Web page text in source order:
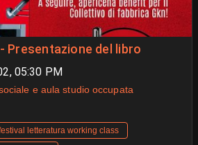
Presentazione del libro
05:30 PM
e aula studio occupata
letteratura working class